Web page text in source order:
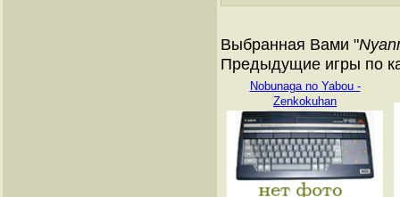
Выбранная Вами "
Предыдущие игры по
Nobunaga no Yabou -
Zenkokuhan